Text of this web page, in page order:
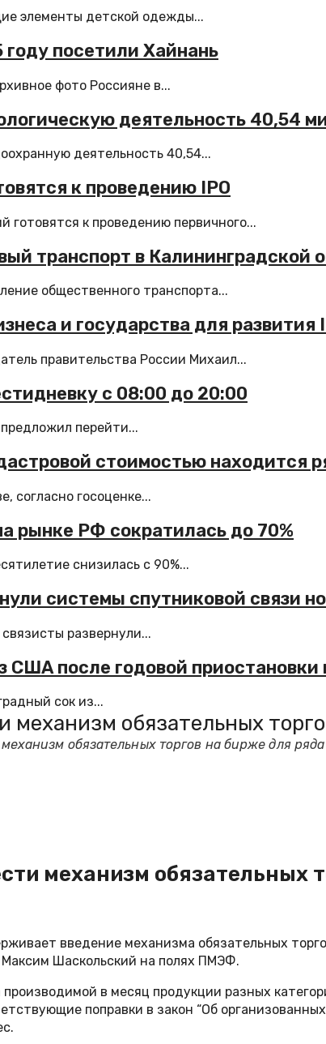
элементы детской одежды...
посетили Хайнань
фото Россияне в...
деятельность 40,54
деятельность 40,54...
к проведению IPO
к проведению первичного...
транспорт в Калининградской
общественного транспорта...
и государства для развития
правительства России Михаил...
с 08:00 до 20:00
перейти...
стоимостью находится
согласно госоценке...
рынке РФ сократилась до 70%
снизилась с 90%...
системы спутниковой связи
развернули...
США после годовой приостановки
сок из...
обязательных
обязательных торгов на бирже для
механизм обязательных
введение механизма обязательных
Шаскольский на полях ПМЭФ.
в месяц продукции разных
поправки в закон “Об